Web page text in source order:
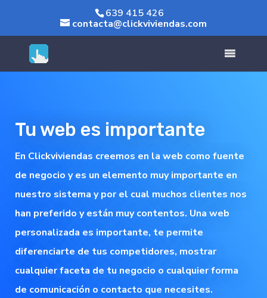
639 415 426
contacta@clickviviendas.com
Tu web es importante
En Clickviviendas creemos en la web como fuente
de negocio y es un elemento muy importante en
nuestro sistema y por el cual muchos clientes nos
han preferido y están muy contentos. Una web
personalizada es importante, te permite
diferenciarte de tus competidores, mostrar
cualquier faceta de tu negocio o cualquier forma
de comunicación o contacto que necesites.